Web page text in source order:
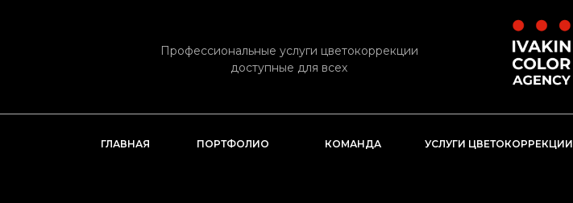
ПОРТФОЛИО УСЛУГИ ЦВЕТОКОРРЕКЦИИ
ГЛАВНАЯ
Профессиональные услуги цветокоррекции
доступные для всех
КОМАНДА